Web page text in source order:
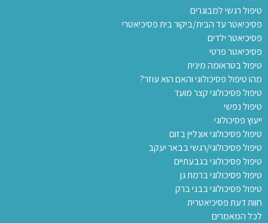
טיפול רגשי למבוגרים
פסיכיאטר עד הבית/ביקור בית פסיכיאטרי
פסיכיאטר ילדים
פסיכיאטר פרטי
טיפול בטראומה מינית
מהו טיפול פסיכולוגי והאם הוא עוזר?
טיפול פסיכולוגי קצר מועד
טיפול נפשי
ייעוץ פסיכולוגי
טיפול פסיכולוגי אונליין בזום
טיפול פסיכולוגי/רגשי בבאר יעקב
טיפול פסיכולוגי בגבעתיים
טיפול פסיכולוגי ברמת גן
טיפול פסיכולוגי בבני ברק
חוות דעת פסיכיאטרית
לכל המאמרים